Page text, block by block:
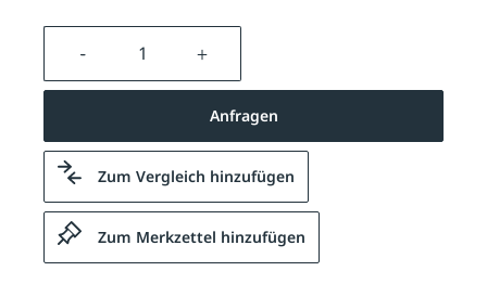
Produkt Anzahl: Gib den
Anfragen
Zum Vergleich hinzufügen
Zum Merkzettel hinzufügen